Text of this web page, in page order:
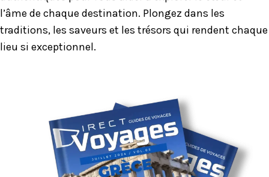
l’âme de chaque destination. Plongez dans les
traditions, les saveurs et les trésors qui rendent chaque
lieu si exceptionnel.